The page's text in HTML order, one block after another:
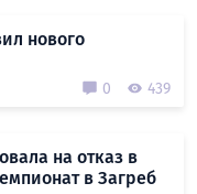
нового
0 439
на отказ в
в Загреб